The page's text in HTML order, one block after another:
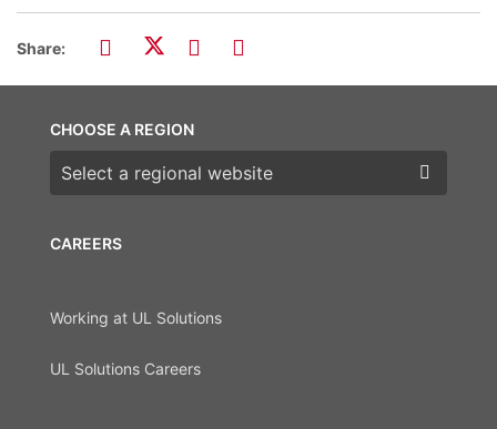
Share:
CAREERS
Working at UL Solutions
UL Solutions Careers
CHOOSE A REGION
Choose a region